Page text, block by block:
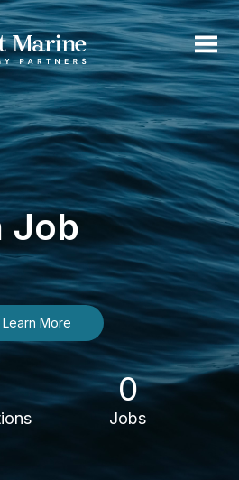
Job
Learn More
0
Jobs